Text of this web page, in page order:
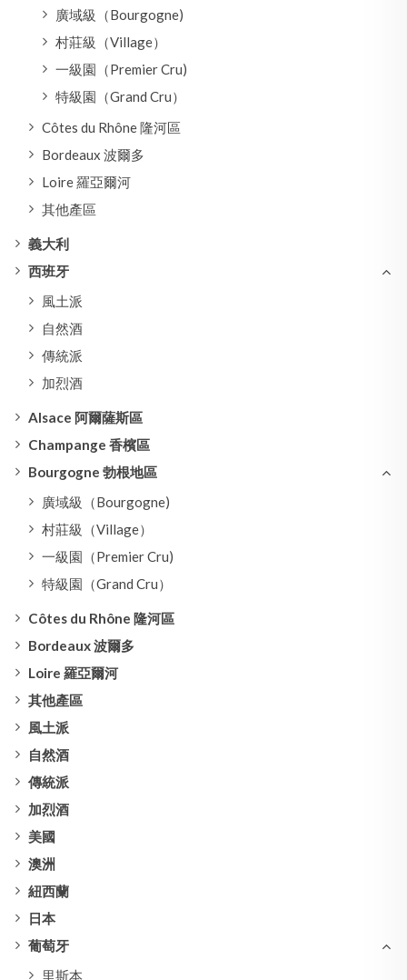
廣域級（Bourgogne)
村莊級（Village）
一級園（Premier Cru)
特級園（Grand Cru）
Côtes du Rhône 隆河區
Bordeaux 波爾多
Loire 羅亞爾河
其他產區
義大利
西班牙
風土派
自然酒
傳統派
加烈酒
Alsace 阿爾薩斯區
Champange 香檳區
Bourgogne 勃根地區
廣域級（Bourgogne)
村莊級（Village）
一級園（Premier Cru)
特級園（Grand Cru）
Côtes du Rhône 隆河區
Bordeaux 波爾多
Loire 羅亞爾河
其他產區
風土派
自然酒
傳統派
加烈酒
美國
澳洲
紐西蘭
日本
葡萄牙
里斯本